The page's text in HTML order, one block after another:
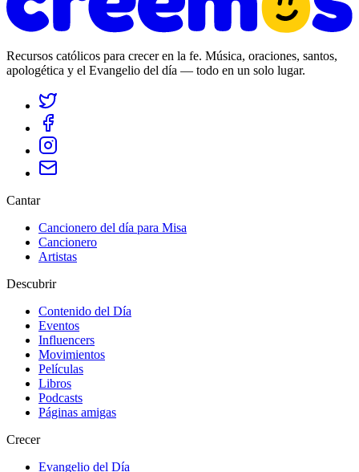
Recursos católicos para crecer en la fe. Música, oraciones, santos,
apologética y el Evangelio del día — todo en un solo lugar.
Cantar
Cancionero del día para Misa
Cancionero
Artistas
Descubrir
Contenido del Día
Eventos
Influencers
Movimientos
Películas
Libros
Podcasts
Páginas amigas
Crecer
Evangelio del Día